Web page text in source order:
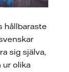
hållbaraste
sig själva,
ur olika